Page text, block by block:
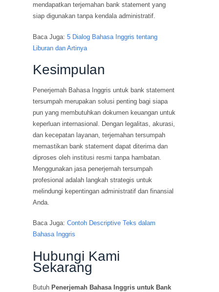
mendapatkan terjemahan bank statement yang
siap digunakan tanpa kendala administratif.
Baca Juga:5 Dialog Bahasa Inggris tentang
Liburan dan Artinya
Kesimpulan
Penerjemah Bahasa Inggris untuk bank statement
tersumpah merupakan solusi penting bagi siapa
pun yang membutuhkan dokumen keuangan untuk
keperluan internasional. Dengan legalitas, akurasi,
dan kecepatan layanan, terjemahan tersumpah
memastikan bank statement dapat diterima dan
diproses oleh institusi resmi tanpa hambatan.
Menggunakan jasa penerjemah tersumpah
profesional adalah langkah strategis untuk
melindungi kepentingan administratif dan finansial
Anda.
Baca Juga:Contoh Descriptive Teks dalam
Bahasa Inggris
Hubungi Kami
Sekarang
Butuh Penerjemah Bahasa Inggris untuk Bank